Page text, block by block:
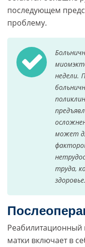
последующем
проблему.
недели.
может
труда,
здоровье.
матки включает в